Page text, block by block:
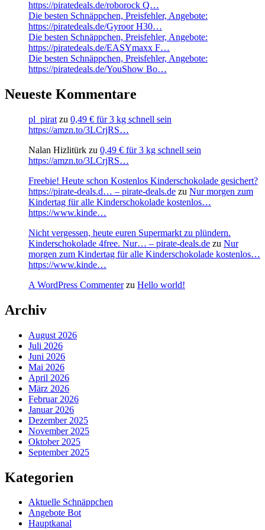
https://piratedeals.de/roborock Q…
Die besten Schnäppchen, Preisfehler, Angebote:
https://piratedeals.de/Gyroor H30…
Die besten Schnäppchen, Preisfehler, Angebote:
https://piratedeals.de/EASYmaxx F…
Die besten Schnäppchen, Preisfehler, Angebote:
https://piratedeals.de/YouShow Bo…
Neueste Kommentare
pl_pirat zu 0,49 € für 3 kg schnell sein
https://amzn.to/3LCrjRS…
Nalan Hizlitürk zu 0,49 € für 3 kg schnell sein
https://amzn.to/3LCrjRS…
Freebie! Heute schon Kostenlos Kinderschokolade gesichert?
https://pirate-deals.d… – pirate-deals.de zu Nur morgen zum
Kindertag für alle Kinderschokolade kostenlos…
https://www.kinde…
Nicht vergessen, heute euren Supermarkt zu plündern.
Kinderschokolade 4free. Nur… – pirate-deals.de zu Nur
morgen zum Kindertag für alle Kinderschokolade kostenlos…
https://www.kinde…
A WordPress Commenterzu Hello world!
Archiv
August 2026
Juli 2026
Juni 2026
Mai 2026
April 2026
März 2026
Februar 2026
Januar 2026
Dezember 2025
November 2025
Oktober 2025
September 2025
Kategorien
Aktuelle Schnäppchen
Angebote Bot
Hauptkanal